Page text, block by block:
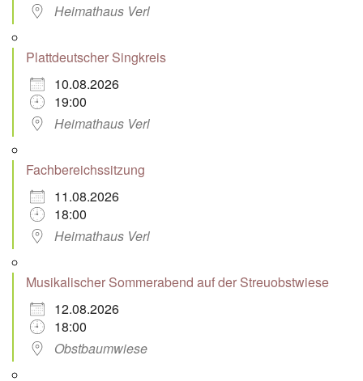
Heimathaus Verl
Plattdeutscher Singkreis
10.08.2026
19:00
Heimathaus Verl
Fachbereichssitzung
11.08.2026
18:00
Heimathaus Verl
Musikalischer Sommerabend auf der Streuobstwiese
12.08.2026
18:00
Obstbaumwiese